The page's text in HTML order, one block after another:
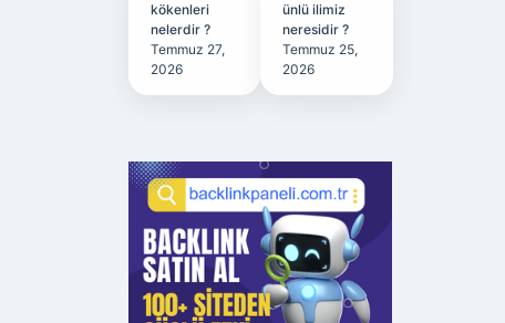
kökenleri
nelerdir ?
Temmuz 27,
2026
ünlü ilimiz
neresidir ?
Temmuz 25,
2026